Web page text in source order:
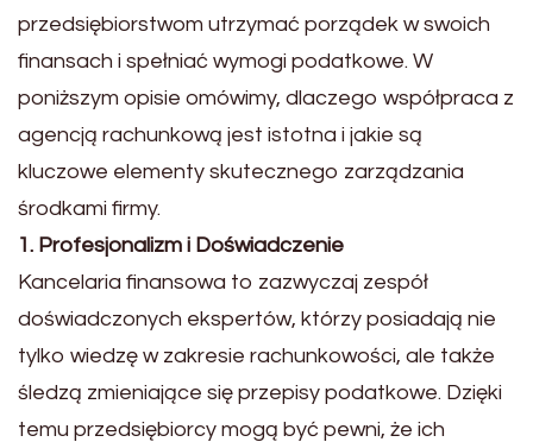
przedsiębiorstwom utrzymać porządek w swoich
finansach i spełniać wymogi podatkowe. W
poniższym opisie omówimy, dlaczego współpraca z
agencją rachunkową jest istotna i jakie są
kluczowe elementy skutecznego zarządzania
środkami firmy.
1. Profesjonalizm i Doświadczenie
Kancelaria finansowa to zazwyczaj zespół
doświadczonych ekspertów, którzy posiadają nie
tylko wiedzę w zakresie rachunkowości, ale także
śledzą zmieniające się przepisy podatkowe. Dzięki
temu przedsiębiorcy mogą być pewni, że ich